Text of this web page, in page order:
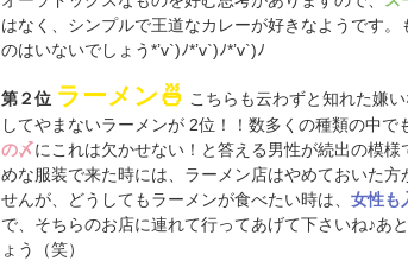
はなく、シンプルで王道なカレーが好きなようです
のはいないでしょう*’v`)ﾉ*’v`)ﾉ*’v`)ﾉ
第２位 ラーメン🍜 こちらも云わずと知れた嫌
してやまないラーメンが 2位！！数多くの種類の中で
の〆 にこれは欠かせない！と答える男性が続出の模
めな服装で来た時には、ラーメン店はやめておいた
せんが、どうしてもラーメンが食べたい時は、 女性も
で、そちらのお店に連れて行ってあげて下さいね♪あ
ょう（笑）